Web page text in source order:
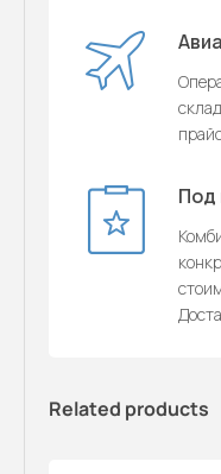
Под
Related products